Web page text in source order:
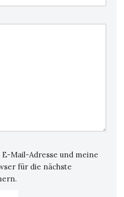
Mail-Adresse und meine
für die nächste